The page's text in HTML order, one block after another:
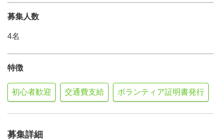
募集人数
4名
特徴
初心者歓迎 交通費支給 ボランティア証明書発行
募集詳細